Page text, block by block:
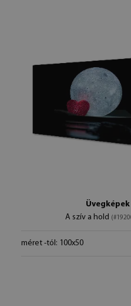
Üvegképek
A szív a hold
méret -tól: 100x50